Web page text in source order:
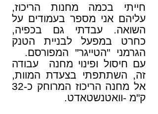
חייתי בכמה מחנות הריכוז,
עליהם אני מספר בעמודים על
השואה. עבדתי גם בכפיה,
כחרט במפעל לבניית הטנק
הגרמני "הטייגר" המפורסם.
עם חיסול ופינוי מחנה עבודה
זה, השתתפתי בצעדת המוות,
אל מחנה הריכוז המרוחק
כ-32
ק"מ -וואטנשטאדט.